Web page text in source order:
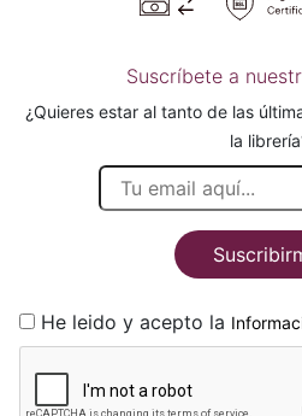
Suscríbete a
¿Quieres estar al tanto de las
la
He leido y acepto la